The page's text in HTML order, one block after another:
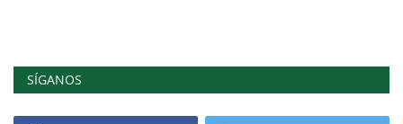
SÍGANOS